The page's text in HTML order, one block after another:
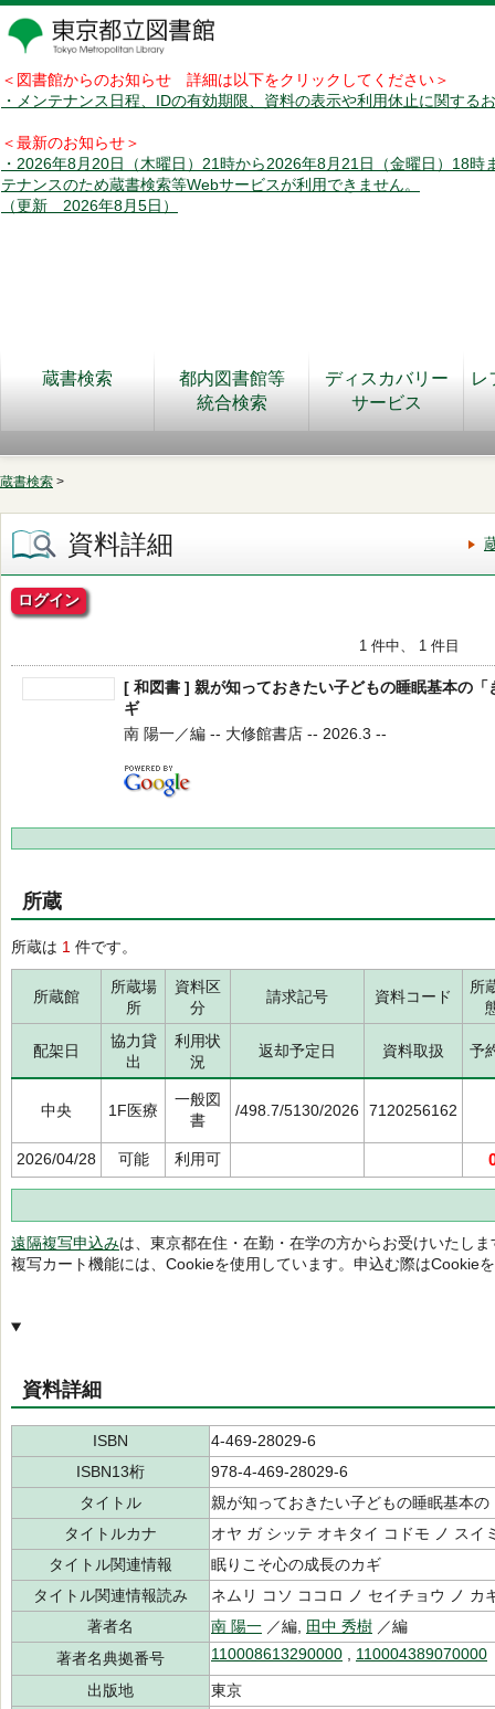
＜図書館からのお知らせ 詳細は以下をクリックしてください＞
・メンテナンス日程、IDの有効期限、資料の表示や利用休止に関する
＜最新のお知らせ＞
・2026年8月20日（木曜日）21時から2026年8月21日（金曜日）18時
テナンスのため蔵書検索等Webサービスが利用できません。
（更新 2026年8月5日）
蔵書検索
都内図書館等
統合検索
ディスカバリー
サービス
レ
蔵書検索 >
資料詳細
ログイン
1 件中、 1 件目
[ 和図書 ] 親が知っておきたい子どもの睡眠基本の「
ギ
南 陽一／編 -- 大修館書店 -- 2026.3 --
所蔵
所蔵は 1 件です。
所蔵館
所蔵場
所
資料区
分
請求記号 資料コード
所
配架日
協力貸
出
利用状
況
返却予定日 資料取扱 予
中央 1F医療
一般図
書
/498.7/5130/2026 7120256162
2026/04/28 可能 利用可
遠隔複写申込みは、東京都在住・在勤・在学の方からお受けいたしま
複写カート機能には、Cookieを使用しています。申込む際はCookie
資料詳細
ISBN
4-469-28029-6
ISBN13桁
978-4-469-28029-6
タイトル
親が知っておきたい子どもの睡眠基本の
タイトルカナ
オヤ ガ シッテ オキタイ コドモ ノ スイ
タイトル関連情報
眠りこそ心の成長のカギ
タイトル関連情報読み
ネムリ コソ ココロ ノ セイチョウ ノ カ
著者名
南 陽一 ／編, 田中 秀樹 ／編
著者名典拠番号
110008613290000 110004389070000
出版地
東京